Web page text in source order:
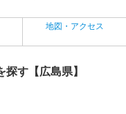
地図・アクセス
す【広島県】